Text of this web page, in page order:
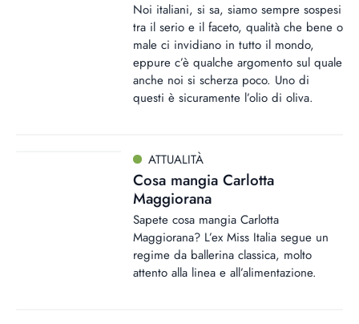
Noi italiani, si sa, siamo sempre sospesi
tra il serio e il faceto, qualità che bene o
male ci invidiano in tutto il mondo,
eppure c’è qualche argomento sul quale
anche noi si scherza poco. Uno di
questi è sicuramente l’olio di oliva.
ATTUALITÀ
Cosa mangia Carlotta
Maggiorana
Sapete cosa mangia Carlotta
Maggiorana? L’ex Miss Italia segue un
regime da ballerina classica, molto
attento alla linea e all’alimentazione.